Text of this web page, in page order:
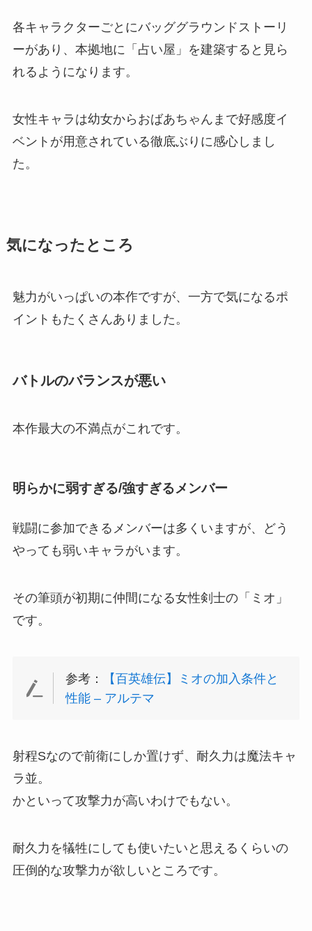
各キャラクターごとにバッググラウンドストーリ
ーがあり、本拠地に「占い屋」を建築すると見ら
れるようになります。
女性キャラは幼女からおばあちゃんまで好感度イ
ベントが用意されている徹底ぶりに感心しまし
た。
気になったところ
魅力がいっぱいの本作ですが、一方で気になるポ
イントもたくさんありました。
バトルのバランスが悪い
本作最大の不満点がこれです。
明らかに弱すぎる/強すぎるメンバー
戦闘に参加できるメンバーは多くいますが、どう
やっても弱いキャラがいます。
その筆頭が初期に仲間になる女性剣士の「ミオ」
です。
参考：
【百英雄伝】ミオの加入条件と
性能 – アルテマ
射程Sなので前衛にしか置けず、耐久力は魔法キャ
ラ並。
かといって攻撃力が高いわけでもない。
耐久力を犠牲にしても使いたいと思えるくらいの
圧倒的な攻撃力が欲しいところです。